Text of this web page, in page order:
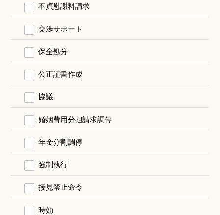
不貞慰謝料請求
交渉サポート
保全処分
公正証書作成
協議
婚姻費用分担請求調停
年金分割調停
強制執行
接見禁止命令
時効